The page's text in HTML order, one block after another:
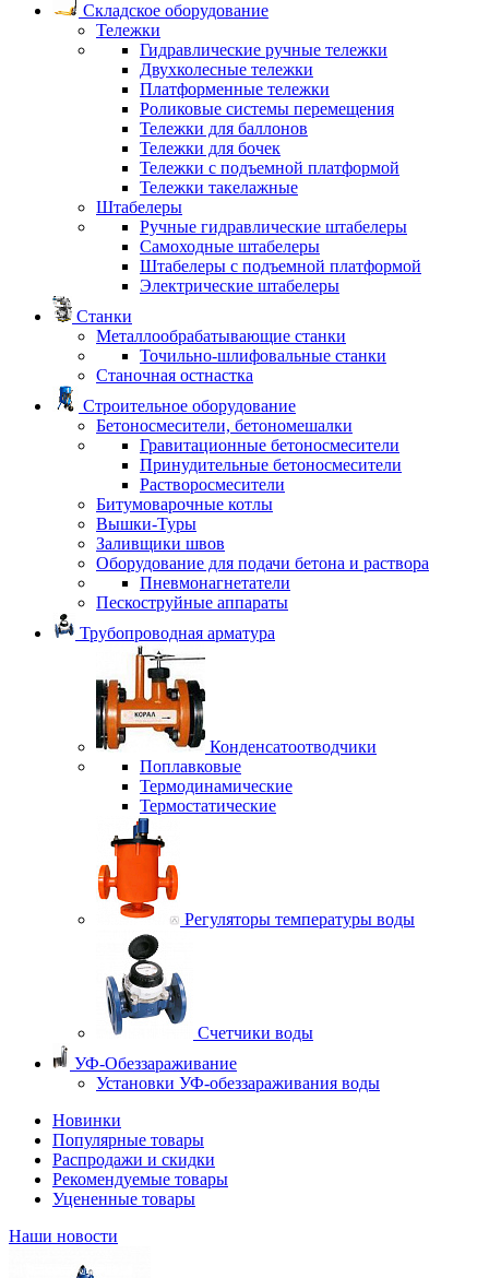
Складское оборудование
Тележки
Гидравлические ручные тележки
Двухколесные тележки
Платформенные тележки
Роликовые системы перемещения
Тележки для баллонов
Тележки для бочек
Тележки с подъемной платформой
Тележки такелажные
Штабелеры
Ручные гидравлические штабелеры
Самоходные штабелеры
Штабелеры с подъемной платформой
Электрические штабелеры
Станки
Металлообрабатывающие станки
Точильно-шлифовальные станки
Станочная остнастка
Строительное оборудование
Бетоносмесители, бетономешалки
Гравитационные бетоносмесители
Принудительные бетоносмесители
Растворосмесители
Битумоварочные котлы
Вышки-Туры
Заливщики швов
Оборудование для подачи бетона и раствора
Пневмонагнетатели
Пескоструйные аппараты
Трубопроводная арматура
Конденсатоотводчики
Поплавковые
Термодинамические
Термостатические
Регуляторы температуры воды
Счетчики воды
УФ-Обеззараживание
Установки УФ-обеззараживания воды
Новинки
Популярные товары
Распродажи и скидки
Рекомендуемые товары
Уцененные товары
Наши новости